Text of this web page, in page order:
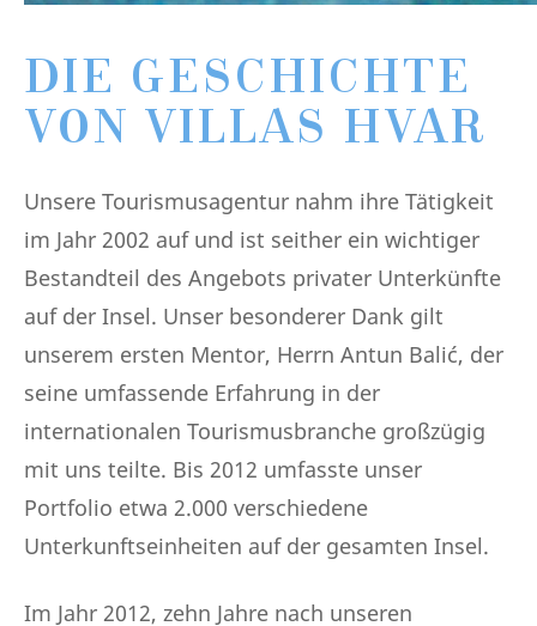
DIE GESCHICHTE
VON VILLAS HVAR
Unsere Tourismusagentur nahm ihre Tätigkeit
im Jahr 2002 auf und ist seither ein wichtiger
Bestandteil des Angebots privater Unterkünfte
auf der Insel. Unser besonderer Dank gilt
unserem ersten Mentor, Herrn Antun Balić, der
seine umfassende Erfahrung in der
internationalen Tourismusbranche großzügig
mit uns teilte. Bis 2012 umfasste unser
Portfolio etwa 2.000 verschiedene
Unterkunftseinheiten auf der gesamten Insel.
Im Jahr 2012, zehn Jahre nach unseren